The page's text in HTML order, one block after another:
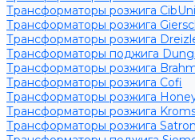
Трансформаторы розжига
Трансформаторы розжига
Трансформаторы розжига
Трансформаторы поджига
Трансформаторы розжига
Трансформаторы розжига Cofi
Трансформаторы розжига
Трансформаторы розжига
Трансформаторы розжига